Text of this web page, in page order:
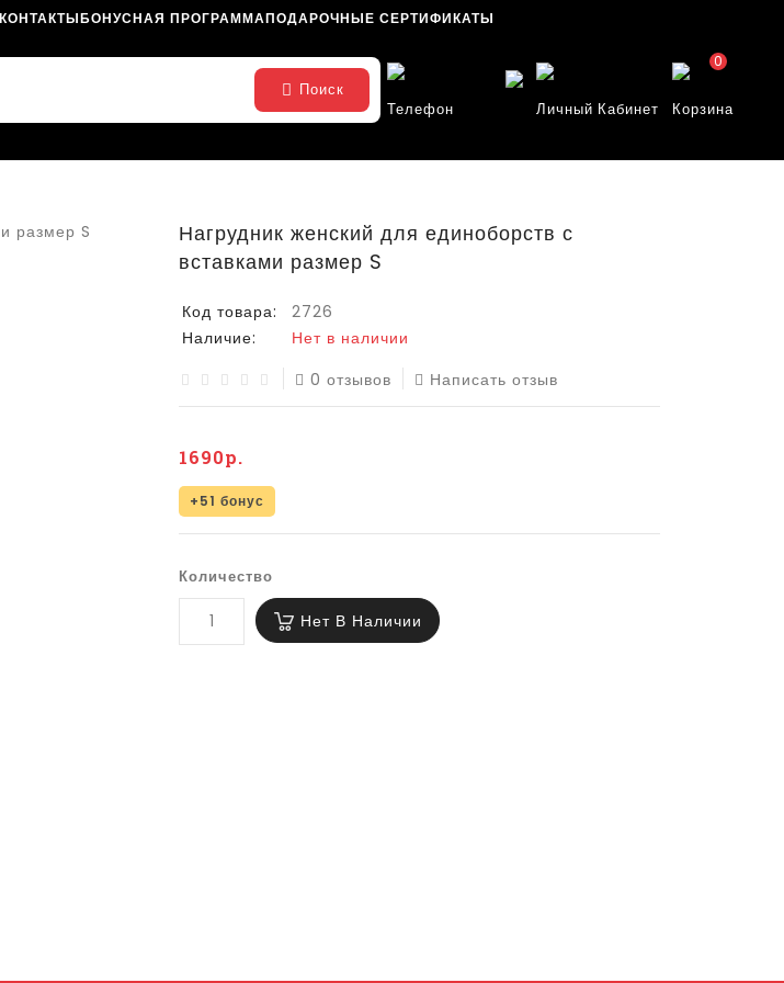
КОНТАКТЫ БОНУСНАЯ ПРОГРАММА ПОДАРОЧНЫЕ СЕРТИФИКАТЫ
Поиск
Телефон
Личный Кабинет Корзина
0
Нагрудник женский для единоборств с
вставками размер S
Код товара:
2726
Наличие:
Нет в наличии
0 отзывов
Написать отзыв
1690р.
+51 бонус
Количество
Нет В Наличии